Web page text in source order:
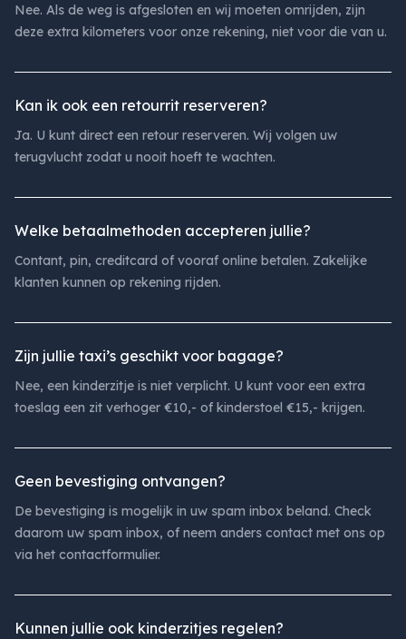
Nee. Als de weg is afgesloten en wij moeten omrijden, zijn
deze extra kilometers voor onze rekening, niet voor die van u.
Kan ik ook een retourrit reserveren?
Ja. U kunt direct een retour reserveren. Wij volgen uw
terugvlucht zodat u nooit hoeft te wachten.
Welke betaalmethoden accepteren jullie?
Contant, pin, creditcard of vooraf online betalen. Zakelijke
klanten kunnen op rekening rijden.
Zijn jullie taxi’s geschikt voor bagage?
Nee, een kinderzitje is niet verplicht. U kunt voor een extra
toeslag een zit verhoger €10,- of kinderstoel €15,- krijgen.
Geen bevestiging ontvangen?
De bevestiging is mogelijk in uw spam inbox beland. Check
daarom uw spam inbox, of neem anders contact met ons op
via het contactformulier.
Kunnen jullie ook kinderzitjes regelen?